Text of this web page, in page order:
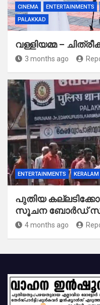
CINEMA ENTERTAINMENTS
PALAKKAD
വള്ളിയമ്മ –
3 months ago
ENTERTAINMENTS KERALAM
പുതിയ
സൂചന ബോർഡ്
4 months ago